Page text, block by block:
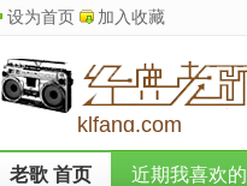
设为首页 加入收藏
klfang.com
老歌 首页 近期我喜欢的